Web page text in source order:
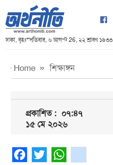
ঢাকা, বৃহঃস্পতিবার, ৬ আগস্ট 26, ২২ শ্রাবণ ১৪৩৩
Home শিক্ষাঙ্গন
প্রকাশিত :০৭:৪৭
১৫ মে ২০২৬